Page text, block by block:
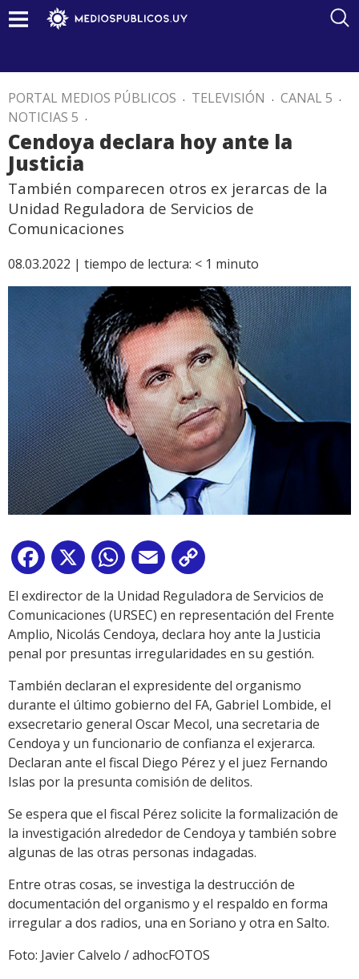
PORTAL MEDIOS PÚBLICOS . TELEVISIÓN . CANAL 5 .
NOTICIAS 5 .
Cendoya declara hoy ante la
Justicia
También comparecen otros ex jerarcas de la
Unidad Reguladora de Servicios de
Comunicaciones
08.03.2022 | tiempo de lectura: < 1 minuto
Facebook
X WhatsApp
Email
Link
El exdirector de la Unidad Reguladora de Servicios de
Comunicaciones (URSEC) en representación del Frente
Amplio, Nicolás Cendoya, declara hoy ante la Justicia
penal por presuntas irregularidades en su gestión.
También declaran el expresidente del organismo
durante el último gobierno del FA, Gabriel Lombide, el
exsecretario general Oscar Mecol, una secretaria de
Cendoya y un funcionario de confianza el exjerarca.
Declaran ante el fiscal Diego Pérez y el juez Fernando
Islas por la presunta comisión de delitos.
Se espera que el fiscal Pérez solicite la formalización de
la investigación alrededor de Cendoya y también sobre
algunas de las otras personas indagadas.
Entre otras cosas, se investiga la destrucción de
documentación del organismo y el respaldo en forma
irregular a dos radios, una en Soriano y otra en Salto.
Foto: Javier Calvelo / adhocFOTOS